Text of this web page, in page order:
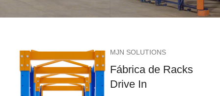
MJN SOLUTIONS
Fábrica de Racks
Drive In